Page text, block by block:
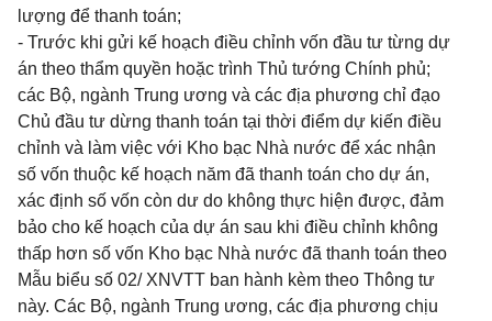
lượng để thanh toán;
- Trước khi gửi kế hoạch điều chỉnh vốn đầu tư từng dự
án theo thẩm quyền hoặc trình Thủ tướng Chính phủ;
các Bộ, ngành Trung ương và các địa phương chỉ đạo
Chủ đầu tư dừng thanh toán tại thời điểm dự kiến điều
chỉnh và làm việc với Kho bạc Nhà nước để xác nhận
số vốn thuộc kế hoạch năm đã thanh toán cho dự án,
xác định số vốn còn dư do không thực hiện được, đảm
bảo cho kế hoạch của dự án sau khi điều chỉnh không
thấp hơn số vốn Kho bạc Nhà nước đã thanh toán theo
Mẫu biểu số 02/ XNVTT ban hành kèm theo Thông tư
này. Các Bộ, ngành Trung ương, các địa phương chịu